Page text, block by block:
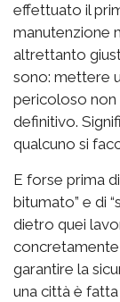
effettuato il
manutenzione
altrettanto
sono: mettere
pericoloso non
definitivo.
qualcuno si
E forse prima
bitumato” e di
dietro quei
garantire la
una città è